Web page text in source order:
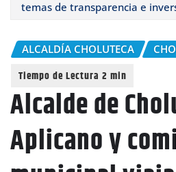
temas de transparencia e
ALCALDÍA CHOLUTECA
Alcalde de
Aplicano y